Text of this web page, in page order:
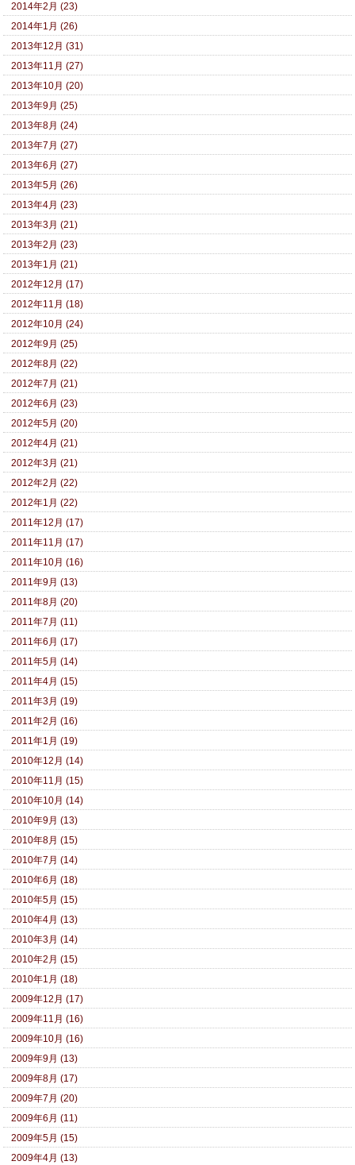
2014年2月 (23)
2014年1月 (26)
2013年12月 (31)
2013年11月 (27)
2013年10月 (20)
2013年9月 (25)
2013年8月 (24)
2013年7月 (27)
2013年6月 (27)
2013年5月 (26)
2013年4月 (23)
2013年3月 (21)
2013年2月 (23)
2013年1月 (21)
2012年12月 (17)
2012年11月 (18)
2012年10月 (24)
2012年9月 (25)
2012年8月 (22)
2012年7月 (21)
2012年6月 (23)
2012年5月 (20)
2012年4月 (21)
2012年3月 (21)
2012年2月 (22)
2012年1月 (22)
2011年12月 (17)
2011年11月 (17)
2011年10月 (16)
2011年9月 (13)
2011年8月 (20)
2011年7月 (11)
2011年6月 (17)
2011年5月 (14)
2011年4月 (15)
2011年3月 (19)
2011年2月 (16)
2011年1月 (19)
2010年12月 (14)
2010年11月 (15)
2010年10月 (14)
2010年9月 (13)
2010年8月 (15)
2010年7月 (14)
2010年6月 (18)
2010年5月 (15)
2010年4月 (13)
2010年3月 (14)
2010年2月 (15)
2010年1月 (18)
2009年12月 (17)
2009年11月 (16)
2009年10月 (16)
2009年9月 (13)
2009年8月 (17)
2009年7月 (20)
2009年6月 (11)
2009年5月 (15)
2009年4月 (13)